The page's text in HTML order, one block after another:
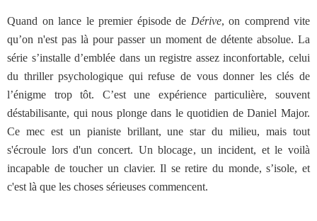
Quand on lance le premier épisode de Dérive, on comprend vite
qu’on n'est pas là pour passer un moment de détente absolue. La
série s’installe d’emblée dans un registre assez inconfortable, celui
du thriller psychologique qui refuse de vous donner les clés de
l’énigme trop tôt. C’est une expérience particulière, souvent
déstabilisante, qui nous plonge dans le quotidien de Daniel Major.
Ce mec est un pianiste brillant, une star du milieu, mais tout
s'écroule lors d'un concert. Un blocage, un incident, et le voilà
incapable de toucher un clavier. Il se retire du monde, s’isole, et
c'est là que les choses sérieuses commencent.